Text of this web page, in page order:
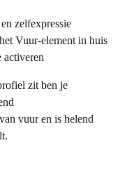
zelfexpressie
Vuur-element in huis
activeren
zit ben je
vuur en is helend